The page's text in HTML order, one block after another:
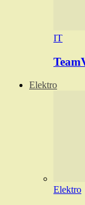
IT
Elektro
Elektro